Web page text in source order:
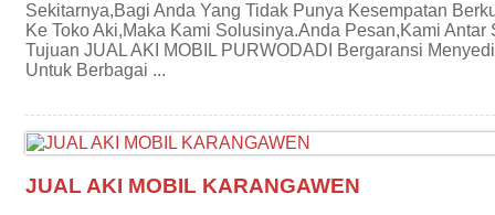
Sekitarnya,Bagi Anda Yang Tidak Punya Kesempatan
Ke Toko Aki,Maka Kami Solusinya.Anda Pesan,Kami Antar
Tujuan JUAL AKI MOBIL PURWODADI Bergaransi
Untuk Berbagai ...
JUAL AKI MOBIL KARANGAWEN